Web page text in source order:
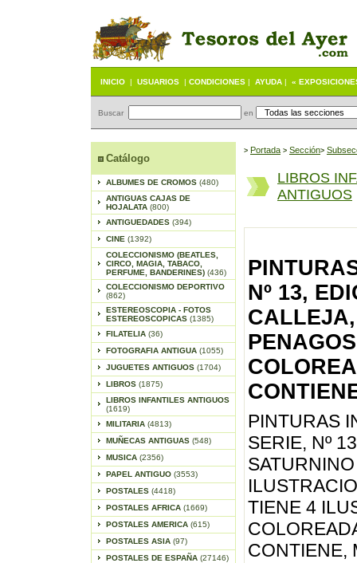
INICIO | USUARIOS | CONDICIONES | AYUDA | «
Buscar en
Catálogo
ALBUMES DE CROMOS (480)
ANTIGUAS CAJAS DE
HOJALATA (800)
ANTIGUEDADES (394)
CINE (1392)
COLECCIONISMO (BEATLES,
CIRCO, MAGIA, TABACO,
PERFUME, BANDERINES) (436)
COLECCIONISMO DEPORTIVO
(862)
ESTEREOSCOPIA - FOTOS
ESTEREOSCOPICAS (1385)
FILATELIA (36)
FOTOGRAFIA ANTIGUA (1055)
JUGUETES ANTIGUOS (1704)
LIBROS (1875)
LIBROS INFANTILES ANTIGUOS
(1619)
MILITARIA (4813)
MUÑECAS ANTIGUAS (548)
MUSICA (2356)
PAPEL ANTIGUO (3553)
POSTALES (4418)
POSTALES AFRICA (1669)
POSTALES AMERICA (615)
POSTALES ASIA (97)
POSTALES DE ESPAÑA (27146)
> Portada > Sección>
LIBROS
ANTIGUOS
Nº 13,
PINTURAS
SERIE, Nº
TIENE 4
CONTIENE,